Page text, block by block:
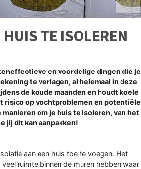
TE ISOLEREN
en voordelige dingen die je
te verlagen, al helemaal in deze
de koude maanden en houdt koele
risico op vochtproblemen en potentiële
om je huis te isoleren, van het
jij dit kan aanpakken!
aan een huis toe te voegen. Het
ruimte binnen de muren hebben waar